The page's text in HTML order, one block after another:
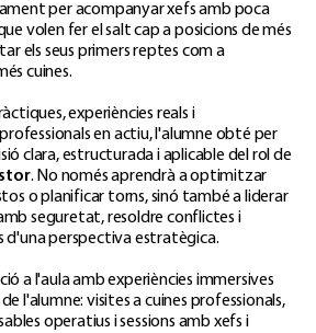
per acompanyar xefs amb poca
volen fer el salt cap a posicions de més
els seus primers reptes com a
cuines.
experiències reals i
en actiu, l'alumne obté per
clara, estructurada i aplicable del rol de
. No només aprendrà a optimitzar
o planificar torns, sinó també a liderar
seguretat, resoldre conflictes i
d'una perspectiva estratègica.
a l'aula amb experiències immersives
l'alumne: visites a cuines professionals,
operatius i sessions amb xefs i